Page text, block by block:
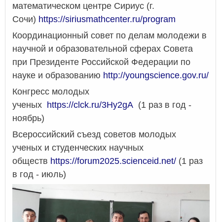
математическом центре Сириус (г.
Сочи) https://siriusmathcenter.ru/program
Координационный совет по делам молодежи в
научной и образовательной сферах Совета
при Президенте Российской Федерации по
науке и образованию http://youngscience.gov.ru/
Конгресс молодых
ученых https://clck.ru/3Hy2gA (1 раз в год -
ноябрь)
Всероссийский съезд советов молодых
ученых и студенческих научных
обществ https://forum2025.scienceid.net/ (1 раз
в год - июль)